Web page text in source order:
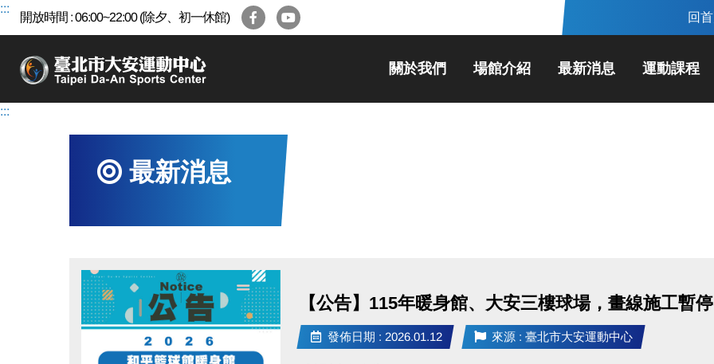
跳
區
:::
開放時間 : 06:00~22:00 (除夕、初一休館) 回
關於我們 場館介紹 最新消息 運動課程
:::
最新消息
【公告】115年暖身館、大安三樓球場，畫線施工暫
發佈日期 : 2026.01.12 來源 : 臺北市大安運動中心